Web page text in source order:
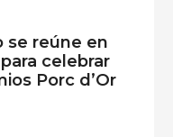
se reúne en
celebrar
Porc d’Or